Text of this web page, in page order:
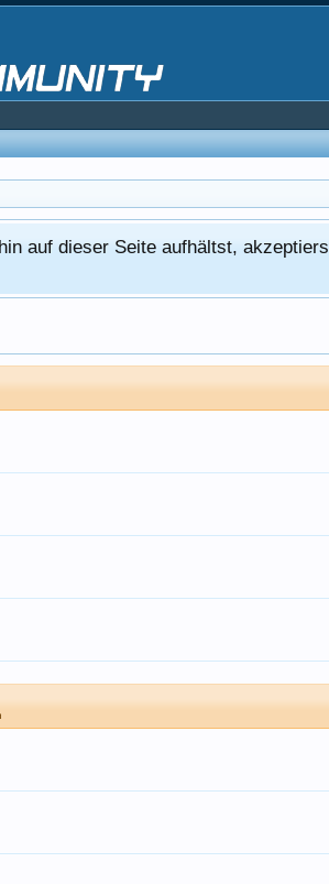
auf dieser Seite aufhältst,